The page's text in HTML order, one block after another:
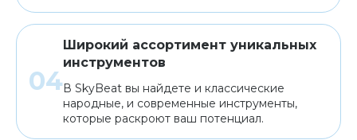
Широкий ассортимент уникальных
инструментов
В SkyBeat вы найдете и классические
народные, и современные инструменты,
которые раскроют ваш потенциал.